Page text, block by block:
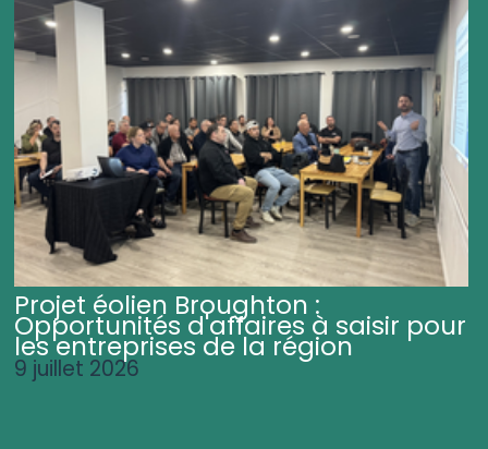
Projet éolien Broughton :
Opportunités d'affaires à saisir pour
les entreprises de la région
9 juillet 2026